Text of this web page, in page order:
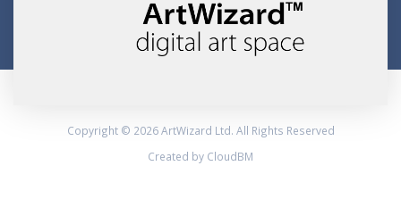
Copyright © 2026 ArtWizard Ltd. All Rights Reserved
Created by CloudBM